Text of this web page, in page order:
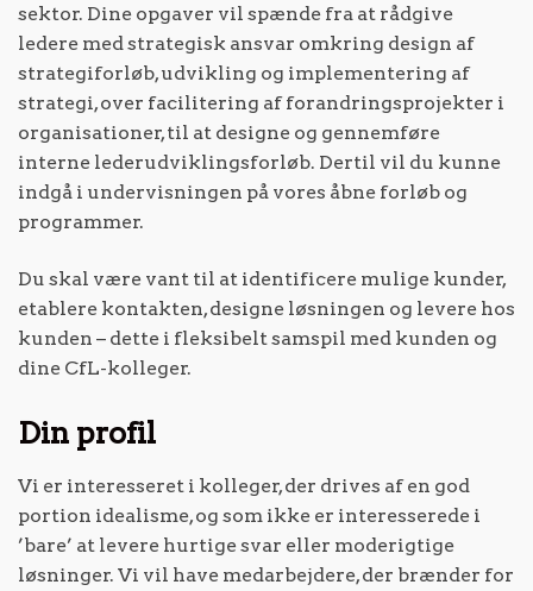
sektor. Dine opgaver vil spænde fra at rådgive
ledere med strategisk ansvar omkring design af
strategiforløb, udvikling og implementering af
strategi, over facilitering af forandringsprojekter i
organisationer, til at designe og gennemføre
interne lederudviklingsforløb. Dertil vil du kunne
indgå i undervisningen på vores åbne forløb og
programmer.
Du skal være vant til at identificere mulige kunder,
etablere kontakten, designe løsningen og levere hos
kunden – dette i fleksibelt samspil med kunden og
dine CfL-kolleger.
Din profil
Vi er interesseret i kolleger, der drives af en god
portion idealisme, og som ikke er interesserede i
’bare’ at levere hurtige svar eller moderigtige
løsninger. Vi vil have medarbejdere, der brænder for